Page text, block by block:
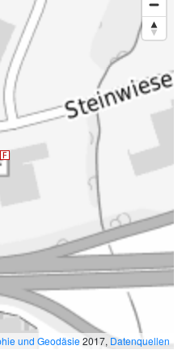
und Geodäsie2017, Datenquellen